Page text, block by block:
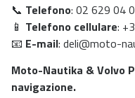
📞 Telefono: 02 629 04
📱 Telefono cellulare:
📧 E-mail: deli@moto-
Moto-Nautika & Volvo
navigazione.